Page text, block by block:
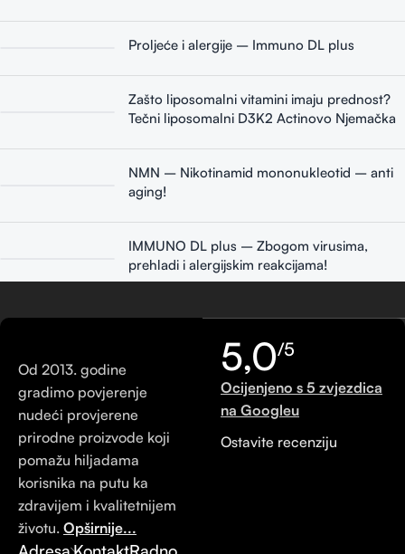
Proljeće i alergije – Immuno DL plus
Zašto liposomalni vitamini imaju prednost?
Tečni liposomalni D3K2 Actinovo Njemačka
NMN – Nikotinamid mononukleotid – anti
aging!
IMMUNO DL plus – Zbogom virusima,
prehladi i alergijskim reakcijama!
Od 2013. godine
gradimo povjerenje
nudeći provjerene
prirodne proizvode koji
pomažu hiljadama
korisnika na putu ka
zdravijem i kvalitetnijem
životu. Opširnije...
AdresaKontaktRadno
5,0/5
Ocijenjeno s 5 zvjezdica
na Googleu
Ostavite recenziju